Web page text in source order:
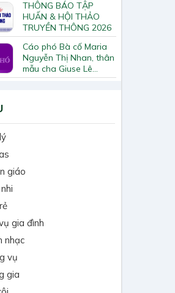
báo Tin Mừng
THÔNG BÁO TẬP
HUẤN & HỘI THẢO
TRUYỀN THÔNG 2026
Cáo phó Bà cố Maria
Nguyễn Thị Nhan, thân
mẫu cha Giuse Lê
Quốc Chinh
giáo
gia đình
nhạc
vụ
gia